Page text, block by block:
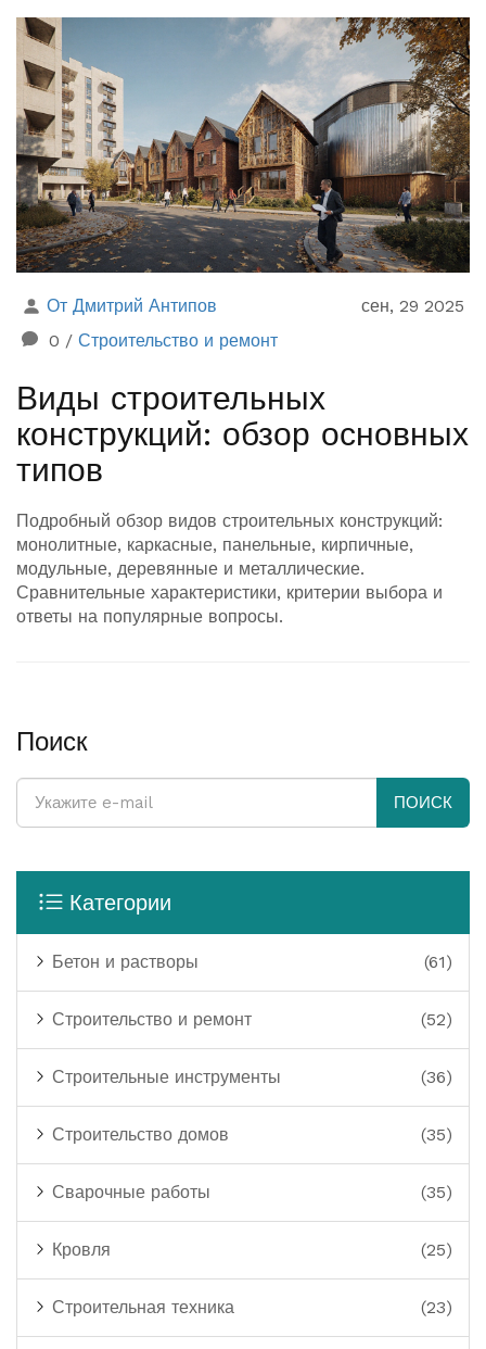
От Дмитрий Антипов
сен, 29 2025
0 / Строительство и ремонт
Виды строительных
конструкций: обзор основных
типов
Подробный обзор видов строительных конструкций:
монолитные, каркасные, панельные, кирпичные,
модульные, деревянные и металлические.
Сравнительные характеристики, критерии выбора и
ответы на популярные вопросы.
Поиск
ПОИСК
Категории
Бетон и растворы (61)
Строительство и ремонт (52)
Строительные инструменты (36)
Строительство домов (35)
Сварочные работы (35)
Кровля (25)
Строительная техника (23)